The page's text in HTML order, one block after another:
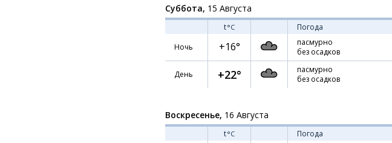
Суббота, 15 Августа
t°C Погода
Ночь
+16°
пасмурно
без осадков
День +22°
пасмурно
без осадков
Воскресенье, 16 Августа
t°C Погода